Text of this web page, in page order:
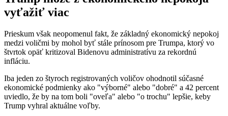
vyťažiť viac
Prieskum však neopomenul fakt, že základný ekonomický nepokoj
medzi voličmi by mohol byť stále prínosom pre Trumpa, ktorý vo
štvrtok opäť kritizoval Bidenovu administratívu za rekordnú
infláciu.
Iba jeden zo štyroch registrovaných voličov ohodnotil súčasné
ekonomické podmienky ako "výborné" alebo "dobré" a 42 percent
uviedlo, že by na tom boli "oveľa" alebo "o trochu" lepšie, keby
Trump vyhral aktuálne voľby.